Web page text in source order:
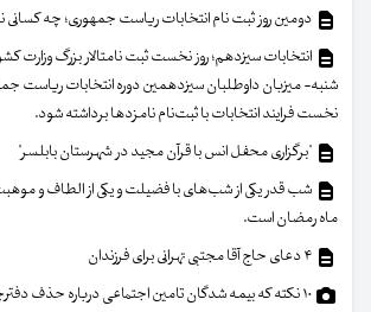
دومین روز ثبت نام انتخابات ریاست جمهوری؛ چه کسانی
انتخابات سیزدهم؛ روز نخست ثبت نامتالار بزرگ وزارت
شنبه- میزبان داوطلبان سیزدهمین دوره انتخابات ریاست
نخست فرایند انتخابات با ثبت‌نام نامزدها برداشته شود.
"برگزاری محفل انس با قرآن مجید در شهرستان بابلسر"
شب قدر یکی از شب‌های با فضیلت و یکی از الطاف و
ماه رمضان است.
۱۰ نکته که بیمه شدگان تامین اجتماعی درباره حذف